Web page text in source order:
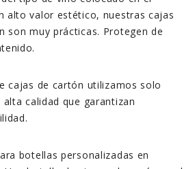
alto valor estético, nuestras cajas
son muy prácticas. Protegen de
cajas de cartón utilizamos solo
calidad que garantizan
botellas personalizadas en